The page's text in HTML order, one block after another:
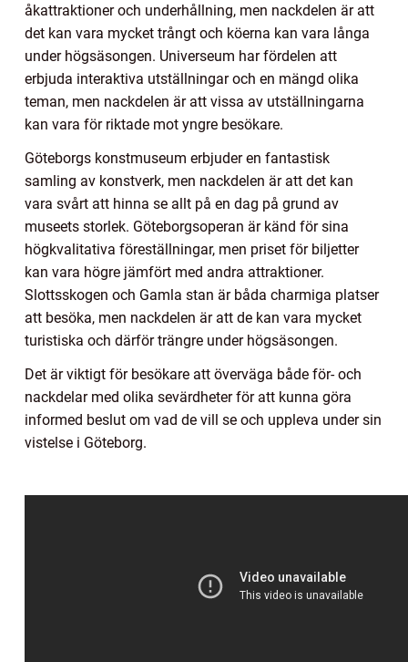
åkattraktioner och underhållning, men nackdelen är att
det kan vara mycket trångt och köerna kan vara långa
under högsäsongen. Universeum har fördelen att
erbjuda interaktiva utställningar och en mängd olika
teman, men nackdelen är att vissa av utställningarna
kan vara för riktade mot yngre besökare.
Göteborgs konstmuseum erbjuder en fantastisk
samling av konstverk, men nackdelen är att det kan
vara svårt att hinna se allt på en dag på grund av
museets storlek. Göteborgsoperan är känd för sina
högkvalitativa föreställningar, men priset för biljetter
kan vara högre jämfört med andra attraktioner.
Slottsskogen och Gamla stan är båda charmiga platser
att besöka, men nackdelen är att de kan vara mycket
turistiska och därför trängre under högsäsongen.
Det är viktigt för besökare att överväga både för- och
nackdelar med olika sevärdheter för att kunna göra
informed beslut om vad de vill se och uppleva under sin
vistelse i Göteborg.